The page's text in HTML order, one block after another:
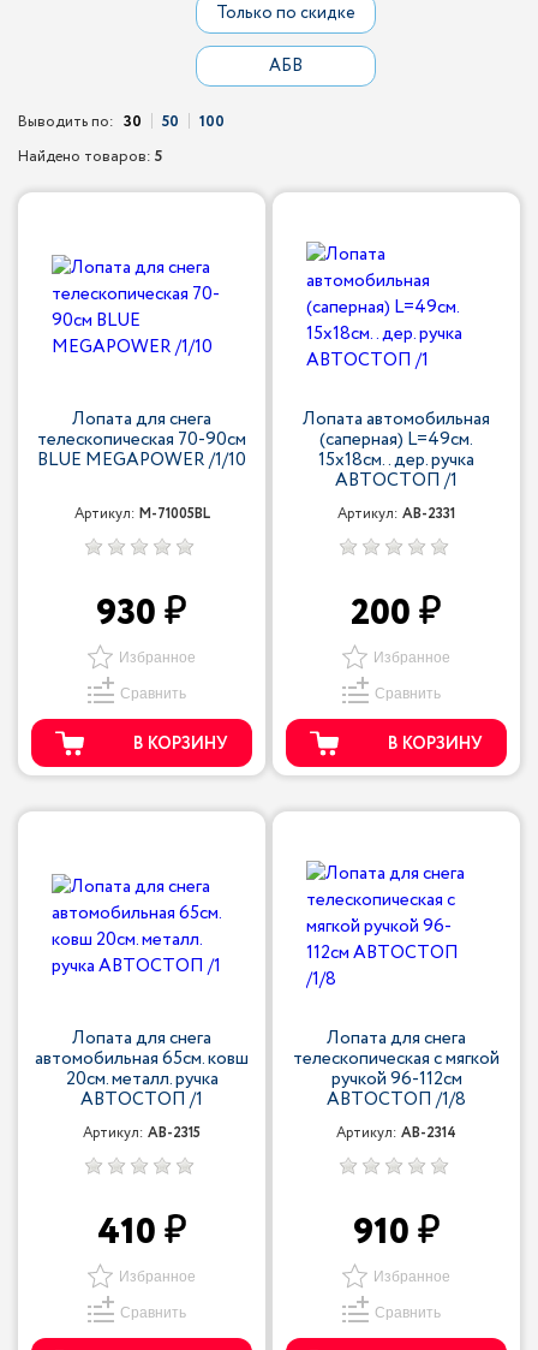
Только по скидке
АБВ
Выводить по: 30 50
100
Найдено товаров: 5
Лопата для снега
телескопическая 70-90см
BLUE MEGAPOWER /1/10
Артикул: M-71005BL
930
Избранное
Сравнить
В КОРЗИНУ
Лопата автомобильная
(саперная) L=49см.
15x18см.. дер. ручка
АВТОСТОП /1
Артикул: AB-2331
200
Избранное
Сравнить
В КОРЗИНУ
Лопата для снега
автомобильная 65см. ковш
20см. металл. ручка
АВТОСТОП /1
Артикул: AB-2315
410
Избранное
Сравнить
Лопата для снега
телескопическая с мягкой
ручкой 96-112см
АВТОСТОП /1/8
Артикул: AB-2314
910
Избранное
Сравнить